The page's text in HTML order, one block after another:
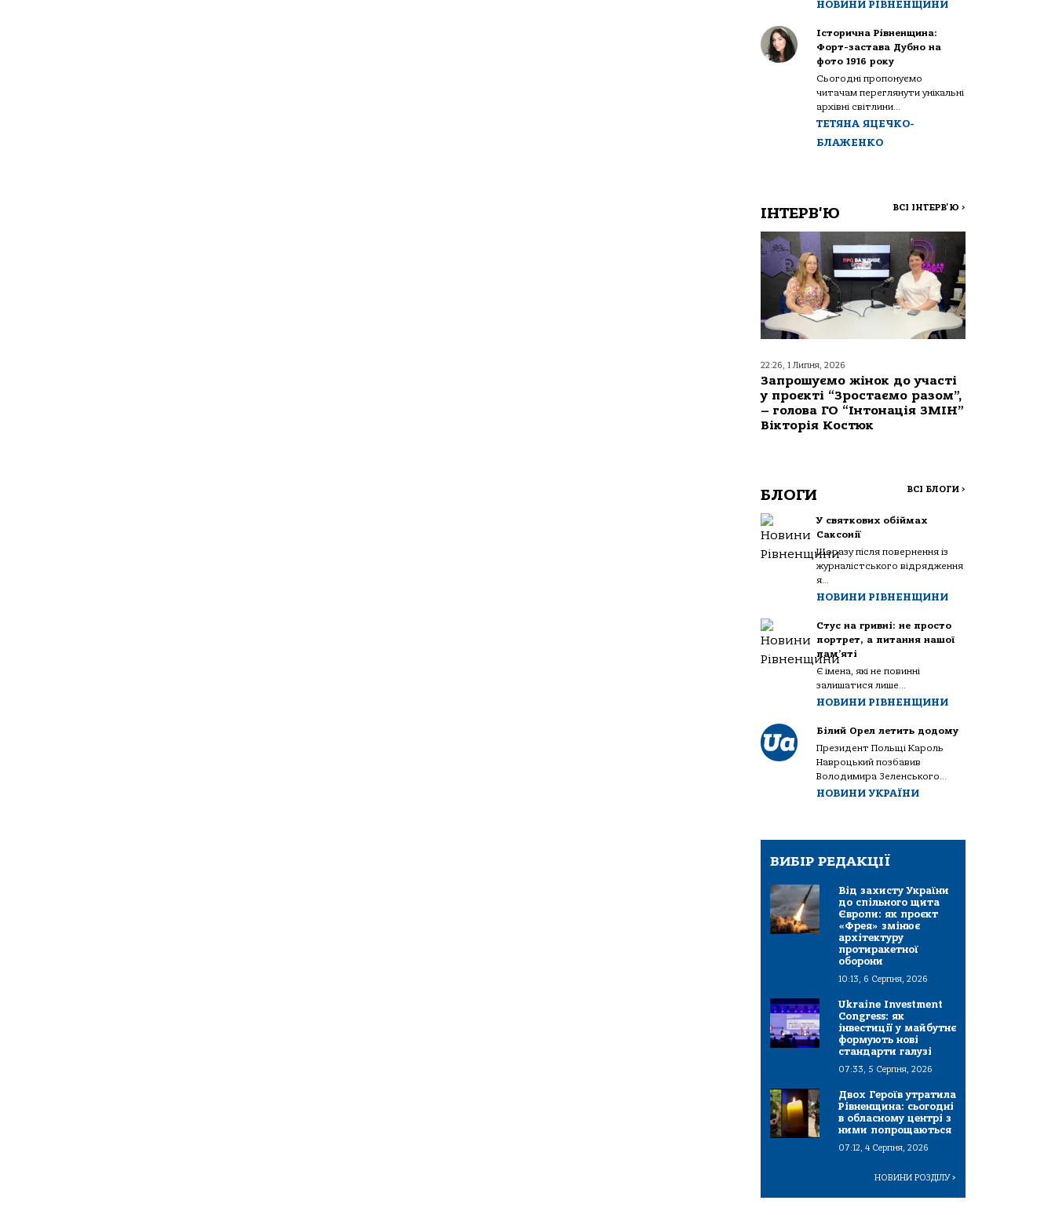
НОВИНИ РІВНЕНЩИНИ
Історична Рівненщина:
Форт-застава Дубно на
фото 1916 року
Сьогодні пропонуємо
читачам переглянути унікальні
архівні світлини...
ТЕТЯНА ЯЦЕЧКО-
БЛАЖЕНКО
ІНТЕРВ'Ю ВСІ ІНТЕРВ'Ю >
22:26, 1 Липня, 2026
Запрошуємо жінок до участі
у проєкті “Зростаємо разом”,
– голова ГО “Інтонація ЗМІН”
Вікторія Костюк
БЛОГИ ВСІ БЛОГИ >
У святкових обіймах
Саксонії
Щоразу після повернення із
журналістського відрядження
я...
НОВИНИ РІВНЕНЩИНИ
Стус на гривні: не просто
портрет, а питання нашої
пам’яті
Є імена, які не повинні
залишатися лише...
НОВИНИ РІВНЕНЩИНИ
Білий Орел летить додому
Президент Польщі Кароль
Навроцький позбавив
Володимира Зеленського...
НОВИНИ УКРАЇНИ
ВИБІР РЕДАКЦІЇ
Від захисту України
до спільного щита
Європи: як проєкт
«Фрея» змінює
архітектуру
протиракетної
оборони
10:13, 6 Серпня, 2026
Ukraine Investment
Congress: як
інвестиції у майбутнє
формують нові
стандарти галузі
07:33, 5 Серпня, 2026
Двох Героїв утратила
Рівненщина: сьогодні
в обласному центрі з
ними попрощаються
07:12, 4 Серпня, 2026
НОВИНИ РОЗДІЛУ>